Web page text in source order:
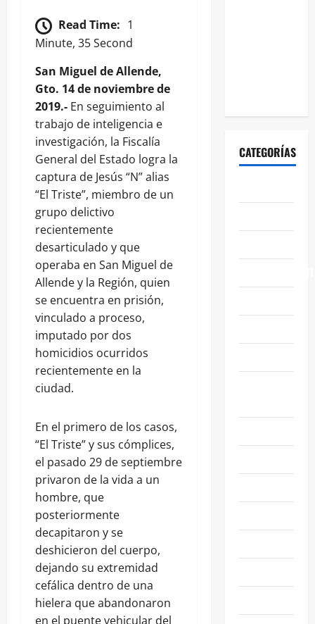
Read Time: 1
Minute, 35 Second
San Miguel de Allende,
Gto. 14 de noviembre de
2019.- En seguimiento al
trabajo de inteligencia e
investigación, la Fiscalía
General del Estado logra la
captura de Jesús “N” alias
“El Triste”, miembro de un
grupo delictivo
recientemente
desarticulado y que
operaba en San Miguel de
Allende y la Región, quien
se encuentra en prisión,
vinculado a proceso,
imputado por dos
homicidios ocurridos
recientemente en la
ciudad.
En el primero de los casos,
“El Triste” y sus cómplices,
el pasado 29 de septiembre
privaron de la vida a un
hombre, que
posteriormente
decapitaron y se
deshicieron del cuerpo,
dejando su extremidad
cefálica dentro de una
hielera que abandonaron
en el puente vehicular del
CATEGORÍAS